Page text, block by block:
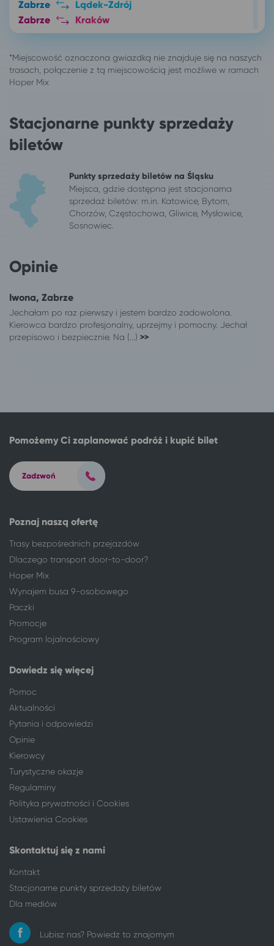
Zabrze
Lądek-Zdrój
Zabrze
Kraków
Zabrze
Wisła
Zabrze
Goczałkowice-Zdrój*
Zabrze
Katowice
Szczyrk*
Opole
Ruda Śląska
Szczyrk*
Tychy
Szczyrk*
Wrocław
Szczyrk*
Stacjonarne punkty sprzedaży
biletów
Punkty sprzedaży biletów na Śląsku
Miejsca, gdzie dostępna jest stacjonarna
sprzedaż biletów: m.in. Katowice, Bytom,
Chorzów, Częstochowa, Gliwice, Mysłowice,
Sosnowiec.
Opinie
Iwona, Zabrze
Jechałam po raz pierwszy i jestem bardzo zadowolona.
Kierowca bardzo profesjonalny, uprzejmy i pomocny. Jechał
przepisowo i bezpiecznie. Na (...) >>
Poznaj naszą ofertę
Trasy bezpośrednich przejazdów
Dlaczego transport door-to-door?
Hoper Mix
Wynajem busa 9-osobowego
Paczki
Promocje
Program lojalnościowy
Dowiedz się więcej
Pomoc
Aktualności
Pytania i odpowiedzi
Opinie
Kierowcy
Turystyczne okazje
Regulaminy
Polityka prywatności i Cookies
Ustawienia Cookies
Skontaktuj się z nami
Kontakt
Stacjonarne punkty sprzedaży biletów
Dla mediów
Lubisz nas? Powiedz to znajomym
Pomożemy Ci zaplanować podróż i kupić bilet
Zadzwoń